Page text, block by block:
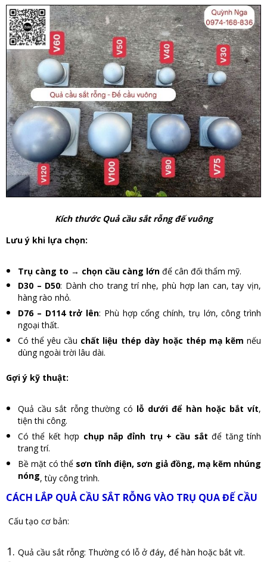
Kích thước Quả cầu sắt rỗng đế vuông
Lưu ý khi lựa chọn:
Trụ càng to → chọn cầu càng lớn để cân đối thẩm mỹ.
D30 – D50: Dành cho trang trí nhẹ, phù hợp lan can, tay vịn,
hàng rào nhỏ.
D76 – D114 trở lên: Phù hợp cổng chính, trụ lớn, công trình
ngoại thất.
Có thể yêu cầu chất liệu thép dày hoặc thép mạ kẽm nếu
dùng ngoài trời lâu dài.
Gợi ý kỹ thuật:
Quả cầu sắt rỗng thường có lỗ dưới để hàn hoặc bắt vít,
tiện thi công.
Có thể kết hợp chụp nắp đỉnh trụ + cầu sắt để tăng tính
trang trí.
Bề mặt có thể sơn tĩnh điện, sơn giả đồng, mạ kẽm nhúng
nóng, tùy công trình.
CÁCH LẮP QUẢ CẦU SẮT RỖNG VÀO TRỤ QUA ĐẾ CẦU
Cấu tạo cơ bản:
Quả cầu sắt rỗng: Thường có lỗ ở đáy, để hàn hoặc bắt vít.